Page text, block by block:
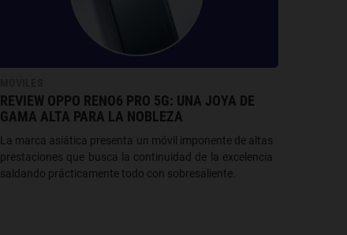
REVIEW OPPO RENO6 PRO 5G: UNA JOYA DE
GAMA ALTA PARA LA NOBLEZA
La marca asiática presenta un móvil imponente de altas
prestaciones que busca la continuidad de la excelencia
saldando prácticamente todo con sobresaliente.